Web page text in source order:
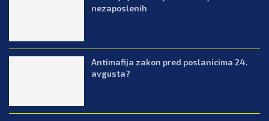
nezaposlenih
Antimafija zakon pred poslanicima 24.
avgusta?